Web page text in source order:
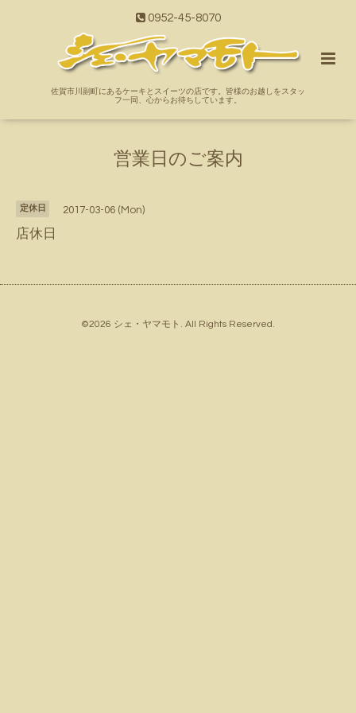
0952-45-8070
佐賀市川副町にあるケーキとスイーツの店です。皆様のお越しをスタッ
フ一同、心からお待ちしています。
営業日のご案内
定休日 2017-03-06 (Mon)
店休日
©2026 シェ・ヤマモト . All Rights Reserved.